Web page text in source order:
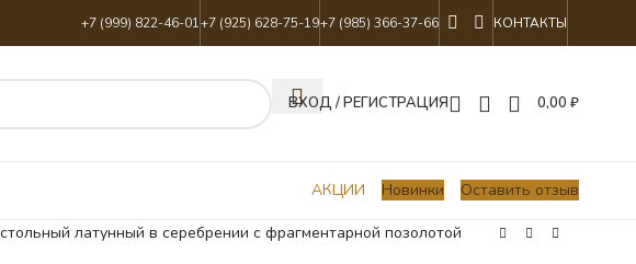
+7 (999) 822-46-01+7 (925) 628-75-19+7 (985) 366-37-66 КОНТАКТЫ
ВХОД / РЕГИСТРАЦИЯ 0,00 ₽
АКЦИИ Новинки Оставить отзыв
латунный в серебрении с фрагментарной позолотой